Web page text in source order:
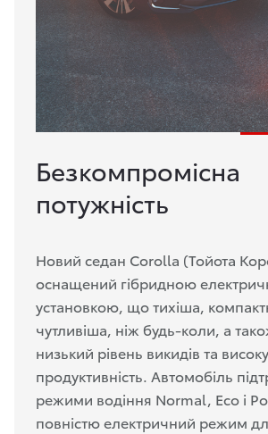
Безкомпромісна
потужність
Новий седан Corolla (Тойота
оснащений гібридною
установкою, що тихіша,
чутливіша, ніж будь-коли, а
низький рівень викидів та високу
продуктивність. Автомобіль
режими водіння Normal, Eco і
повністю електричний режим